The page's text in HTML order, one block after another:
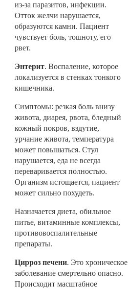
из-за паразитов, инфекции.
Отток желчи нарушается,
образуются камни. Пациент
чувствует боль, тошноту, его
рвет.
Энтерит. Воспаление, которое
локализуется в стенках тонкого
кишечника.
Симптомы: резкая боль внизу
живота, диарея, рвота, бледный
кожный покров, вздутие,
урчание живота, температура
может повышаться. Стул
нарушается, еда не всегда
переваривается полностью.
Организм истощается, пациент
может сильно похудеть.
Назначается диета, обильное
питье, витаминные комплексы,
противовоспалительные
препараты.
Цирроз печени. Это хроническое
заболевание смертельно опасно.
Происходит масштабное